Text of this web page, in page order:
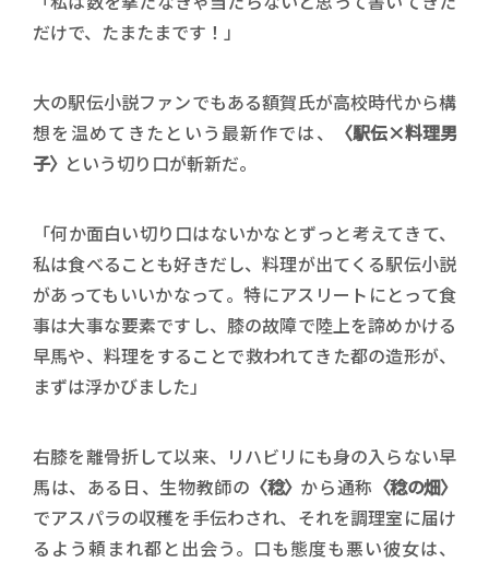
だけで、たまたまです！」
大の駅伝小説ファンでもある額賀氏が高校時代から構
想を温めてきたという最新作では、
〈駅伝×料理男
子〉 という切り口が斬新だ。
「何か面白い切り口はないかなとずっと考えてきて、
私は食べることも好きだし、料理が出てくる駅伝小説
があってもいいかなって。特にアスリートにとって食
事は大事な要素ですし、膝の故障で陸上を諦めかける
早馬や、料理をすることで救われてきた都の造形が、
まずは浮かびました」
右膝を離骨折して以来、リハビリにも身の入らない早
馬は、ある日、生物教師の 〈稔〉 から通称 〈稔の畑〉
でアスパラの収穫を手伝わされ、それを調理室に届け
るよう頼まれ都と出会う。口も態度も悪い彼女は、